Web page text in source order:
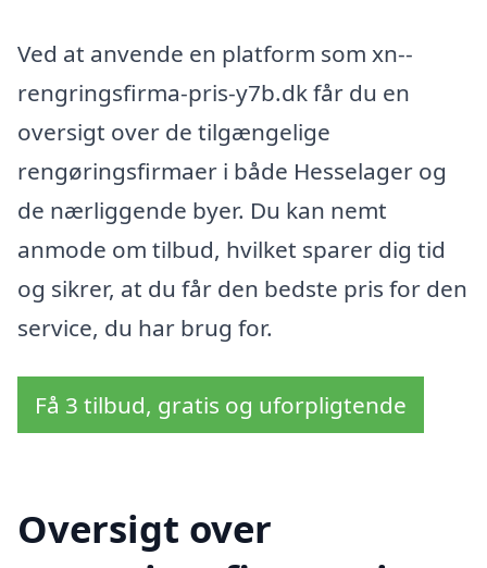
Ved at anvende en platform som xn--
rengringsfirma-pris-y7b.dk får du en
oversigt over de tilgængelige
rengøringsfirmaer i både Hesselager og
de nærliggende byer. Du kan nemt
anmode om tilbud, hvilket sparer dig tid
og sikrer, at du får den bedste pris for den
service, du har brug for.
Få 3 tilbud, gratis og uforpligtende
Oversigt over